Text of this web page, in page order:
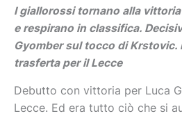
I giallorossi tornano alla
e respirano in classifica.
Gyomber sul tocco di Krstovic.
trasferta per il Lecce
Debutto con vittoria per Luca
Lecce. Ed era tutto ciò che si